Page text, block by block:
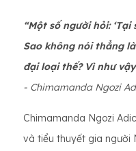
“Một số người hỏi:
Sao không nói thẳng
đại loại thế? Vì như
- Chimamanda Ngozi
Chimamanda Ngozi
và tiểu thuyết gia người